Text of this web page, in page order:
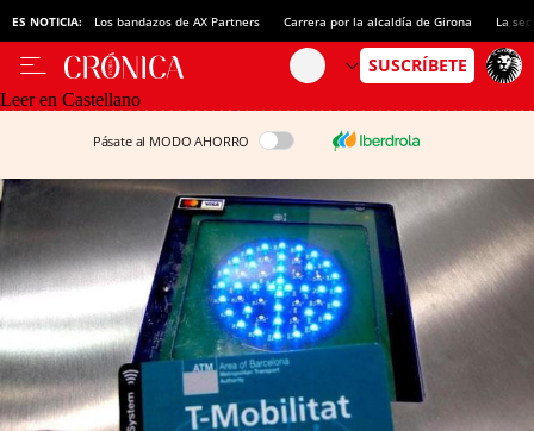
ES NOTICIA: Los bandazos de AX Partners Carrera por la alcaldía de Girona La
Leer en Castellano
Pásate al MODO AHORRO